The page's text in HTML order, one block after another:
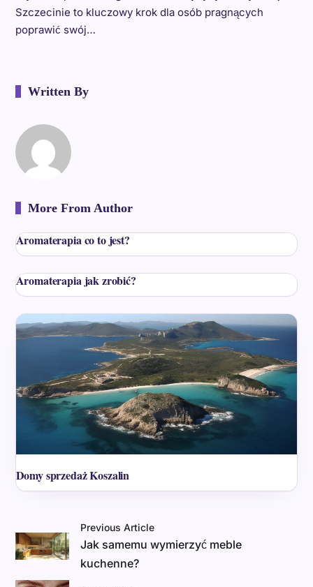
Szczecinie to kluczowy krok dla osób pragnących
poprawić swój…
Written By
More From Author
Aromaterapia co to jest?
Aromaterapia jak zrobić?
Domy sprzedaż Koszalin
Previous Article
Jak samemu wymierzyć meble
kuchenne?